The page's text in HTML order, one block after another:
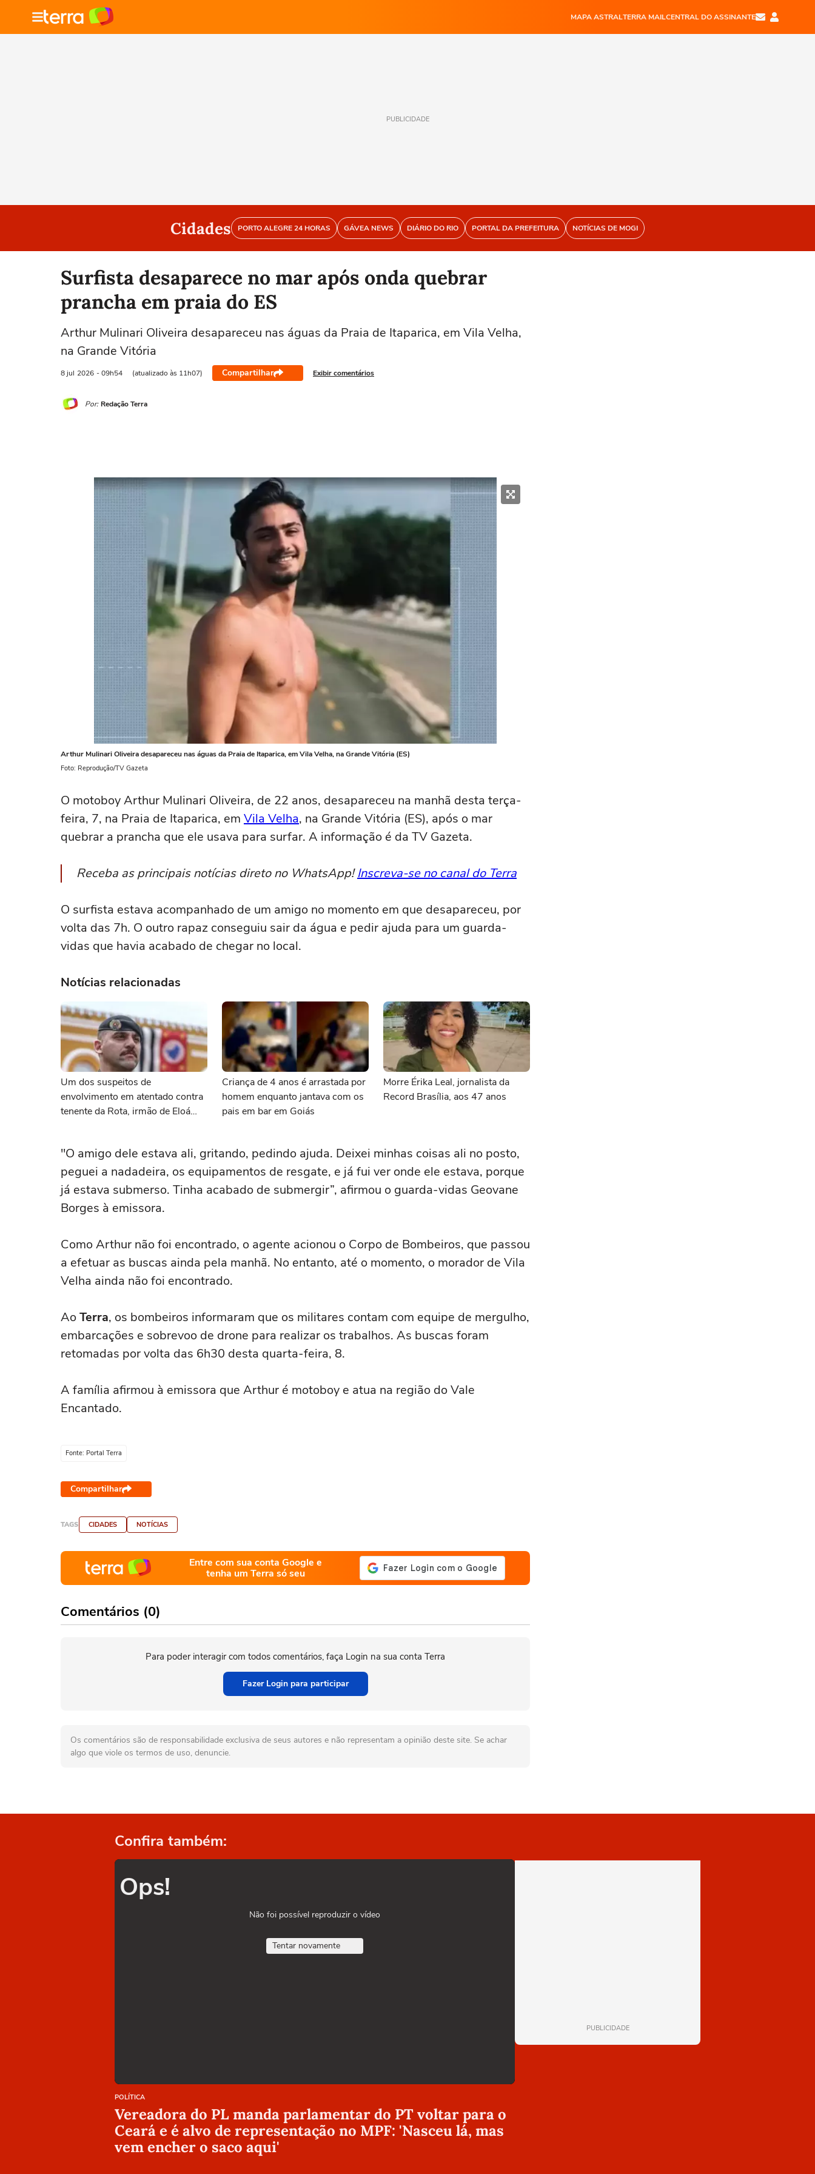
MAPA ASTRALTERRA MAILCENTRAL DO ASSINANTE
PUBLICIDADE
Cidades PORTO ALEGRE 24 HORAS GÁVEA NEWS DIÁRIO DO RIO PORTAL DA PREFEITURA NOTÍCIAS DE MOGI
Surfista desaparece no mar após onda quebrar
prancha em praia do ES
Arthur Mulinari Oliveira desapareceu nas águas da Praia de Itaparica, em Vila Velha,
na Grande Vitória
8 jul 2026 - 09h54 (atualizado às 11h07) Compartilhar Exibir comentários
Por: Redação Terra
Arthur Mulinari Oliveira desapareceu nas águas da Praia de Itaparica, em Vila Velha, na Grande Vitória (ES)
Foto: Reprodução/TV Gazeta
O motoboy Arthur Mulinari Oliveira, de 22 anos, desapareceu na manhã desta terça-
feira, 7, na Praia de Itaparica, em Vila Velha, na Grande Vitória (ES), após o mar
quebrar a prancha que ele usava para surfar. A informação é da TV Gazeta.
Receba as principais notícias direto no WhatsApp!Inscreva-se no canal do Terra
O surfista estava acompanhado de um amigo no momento em que desapareceu, por
volta das 7h. O outro rapaz conseguiu sair da água e pedir ajuda para um guarda-
vidas que havia acabado de chegar no local.
Notícias relacionadas
Um dos suspeitos de
envolvimento em atentado contra
tenente da Rota, irmão de Eloá
Criança de 4 anos é arrastada por
homem enquanto jantava com os
pais em bar em Goiás
Morre Érika Leal, jornalista da
Record Brasília, aos 47 anos
"O amigo dele estava ali, gritando, pedindo ajuda. Deixei minhas coisas ali no posto,
peguei a nadadeira, os equipamentos de resgate, e já fui ver onde ele estava, porque
já estava submerso. Tinha acabado de submergir”, afirmou o guarda-vidas Geovane
Borges à emissora.
Como Arthur não foi encontrado, o agente acionou o Corpo de Bombeiros, que passou
a efetuar as buscas ainda pela manhã. No entanto, até o momento, o morador de Vila
Velha ainda não foi encontrado.
AoTerra, os bombeiros informaram que os militares contam com equipe de mergulho,
embarcações e sobrevoo de drone para realizar os trabalhos. As buscas foram
retomadas por volta das 6h30 desta quarta-feira, 8.
A família afirmou à emissora que Arthur é motoboy e atua na região do Vale
Encantado.
Fonte: Portal Terra
Compartilhar
TAGS CIDADES NOTÍCIAS
Entre com sua conta Google e
tenha um Terra só seu
Comentários (0)
Para poder interagir com todos comentários, faça Login na sua conta Terra
Fazer Login para participar
Os comentários são de responsabilidade exclusiva de seus autores e não representam a opinião deste site. Se achar
algo que viole os termos de uso, denuncie.
Confira também:
Ops!
Não foi possível reproduzir o vídeo
Tentar novamente
POLÍTICA
Vereadora do PL manda parlamentar do PT voltar para o
Ceará e é alvo de representação no MPF: 'Nasceu lá, mas
vem encher o saco aqui'
PUBLICIDADE